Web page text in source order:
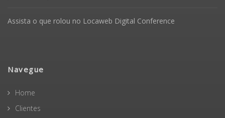
Assista o que rolou no Locaweb Digital Conference
Navegue
Home
Clientes